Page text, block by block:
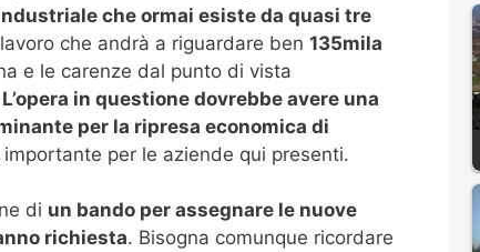
che ormai esiste da quasi tre
che andrà a riguardare ben 135mila
e le carenze dal punto di vista
L’opera in questione dovrebbe avere una
per la ripresa economica di
per le aziende qui presenti.
di un bando per assegnare le nuove
richiesta. Bisogna comunque ricordare